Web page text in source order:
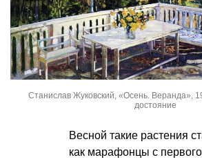
Станислав Жуковский, «Осень. Веранда»,
достояние
Весной такие растения
как марафонцы с